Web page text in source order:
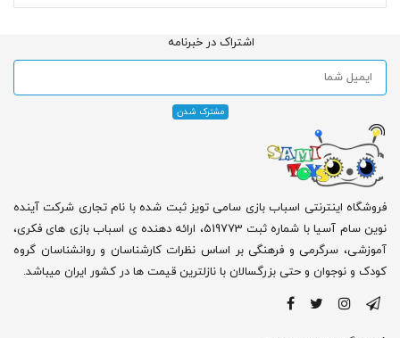
اشتراک در خبرنامه
فروشگاه اینترنتی اسباب بازی سامی تویز ثبت شده با نام تجاری شرکت آینده
نوین سام آسیا با شماره ثبت 519773، ارائه دهنده ی اسباب بازی های فکری،
آموزشی، سرگرمی و فرهنگی بر اساس نظرات کارشناسان و روانشناسان گروه
کودک و نوجوان و حتی بزرگسالان با نازلترین قیمت ها در کشور ایران میباشد.